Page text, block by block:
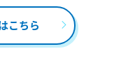
こちら